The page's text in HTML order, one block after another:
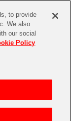
EVENT
to provide
We also
our social
Policy